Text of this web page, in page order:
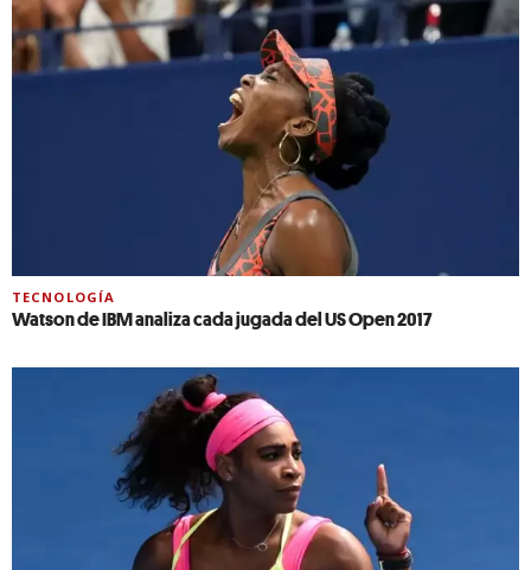
TECNOLOGÍA
Watson de IBM analiza cada jugada del US Open 2017